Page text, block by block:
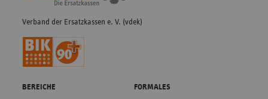
Verband der Ersatzkassen e. V. (vdek)
BEREICHE FORMALES